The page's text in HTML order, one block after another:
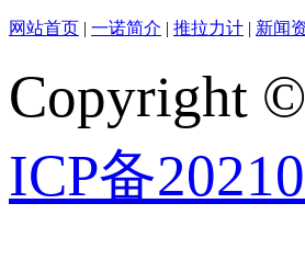
网站首页 | 一诺简介 | 推拉力计 | 新闻
Copyright
ICP备